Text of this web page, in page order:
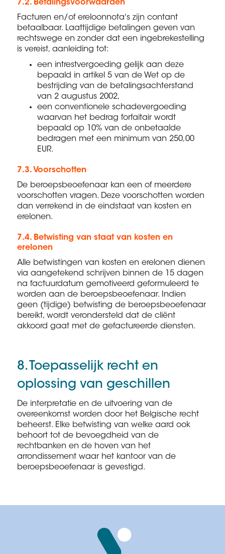
7.2. Betalingsvoorwaarden
Facturen en/of ereloonnota's zijn contant
betaalbaar. Laattijdige betalingen geven van
rechtswege en zonder dat een ingebrekestelling
is vereist, aanleiding tot:
een intrestvergoeding gelijk aan deze
bepaald in artikel 5 van de Wet op de
bestrijding van de betalingsachterstand
van 2 augustus 2002,
een conventionele schadevergoeding
waarvan het bedrag forfaitair wordt
bepaald op 10% van de onbetaalde
bedragen met een minimum van 250,00
EUR.
7.3. Voorschotten
De beroepsbeoefenaar kan een of meerdere
voorschotten vragen. Deze voorschotten worden
dan verrekend in de eindstaat van kosten en
erelonen.
7.4. Betwisting van staat van kosten en
erelonen
Alle betwistingen van kosten en erelonen dienen
via aangetekend schrijven binnen de 15 dagen
na factuurdatum gemotiveerd geformuleerd te
worden aan de beroepsbeoefenaar. Indien
geen (tijdige) betwisting de beroepsbeoefenaar
bereikt, wordt verondersteld dat de cliënt
akkoord gaat met de gefactureerde diensten.
8. Toepasselijk recht en
oplossing van geschillen
De interpretatie en de uitvoering van de
overeenkomst worden door het Belgische recht
beheerst. Elke betwisting van welke aard ook
behoort tot de bevoegdheid van de
rechtbanken en de hoven van het
arrondissement waar het kantoor van de
beroepsbeoefenaar is gevestigd.